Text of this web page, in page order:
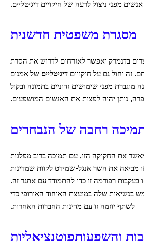
מפני ניצול לרעה של חיקויים דיגיטליים.
מסגרת משפטית חדשנית
בדנמרק יאפשר לאזרחים לדרוש את הסרת
זה יחול גם על חיקויים דיגיטליים של אמנים
מפני שימושים זדוניים בתמונה ובקול
ניתן יהיה לפצות את האנשים המושפעים.
רחבה של הנבחרים
את החקיקה הזו, עם תמיכה ברוב מפלגות
מביאה את השר אנגל-שמידט לקוות שמדינות
בעקבות רפורמה זו כדי להתמודד עם אתגר זה.
בנשיאות שלה במועצת האיחוד האירופי כדי
לשתף יוזמה זו עם מדינות החברות האחרות.
והשפעותפוטנציאליות